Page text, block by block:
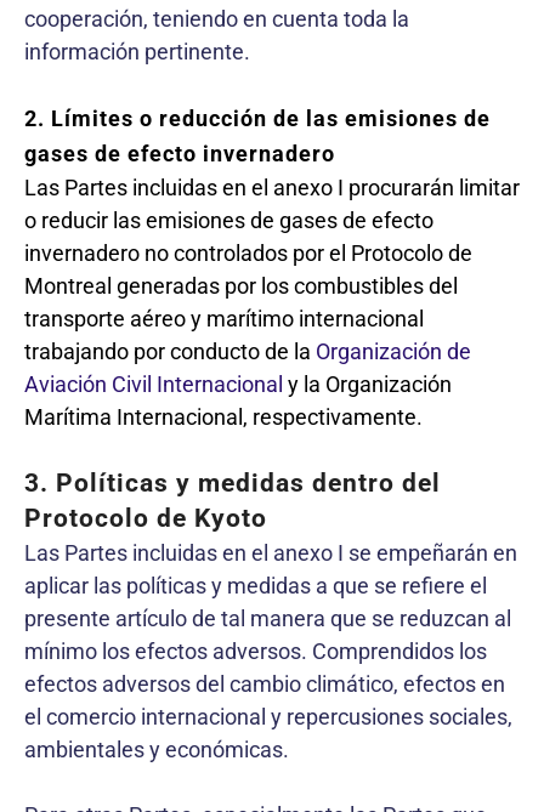
cooperación, teniendo en cuenta toda la
información pertinente.
2. Límites o reducción de las emisiones de
gases de efecto invernadero
Las Partes incluidas en el anexo I procurarán limitar
o reducir las emisiones de gases de efecto
invernadero no controlados por el Protocolo de
Montreal generadas por los combustibles del
transporte aéreo y marítimo internacional
trabajando por conducto de la Organización de
Aviación Civil Internacional y la Organización
Marítima Internacional, respectivamente.
3. Políticas y medidas dentro del
Protocolo de Kyoto
Las Partes incluidas en el anexo I se empeñarán en
aplicar las políticas y medidas a que se refiere el
presente artículo de tal manera que se reduzcan al
mínimo los efectos adversos. Comprendidos los
efectos adversos del cambio climático, efectos en
el comercio internacional y repercusiones sociales,
ambientales y económicas.